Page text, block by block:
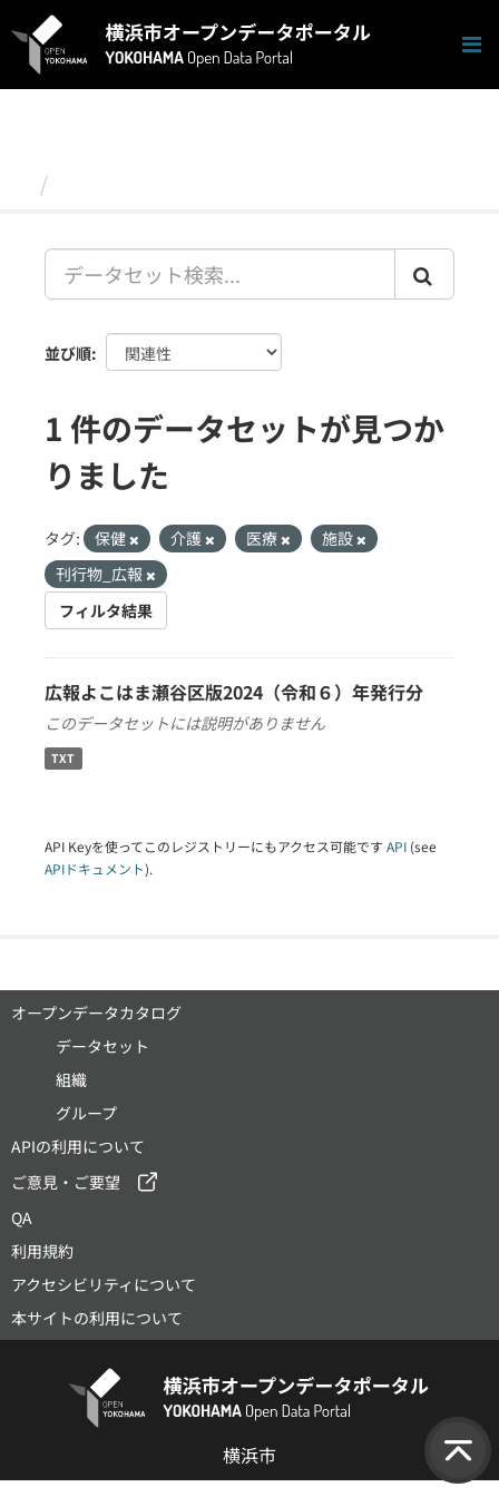
キ
並び順
1 件のデータセットが見つか
りました
タグ: 保健 介護 医療
施設
刊行物_広報
フィルタ結果
広報よこはま瀬谷区版2024（令和６）年発行分
このデータセットには説明がありません
TXT
API Keyを使ってこのレジストリーにもアクセス可能です API (see
APIドキュメント).
オープンデータカタログ
データセット
組織
グループ
APIの利用について
ご意見・ご要望
QA
利用規約
アクセシビリティについて
本サイトの利用について
横浜市